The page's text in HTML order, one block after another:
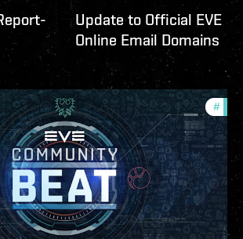
Update to Official EVE
Online Email Domains
#